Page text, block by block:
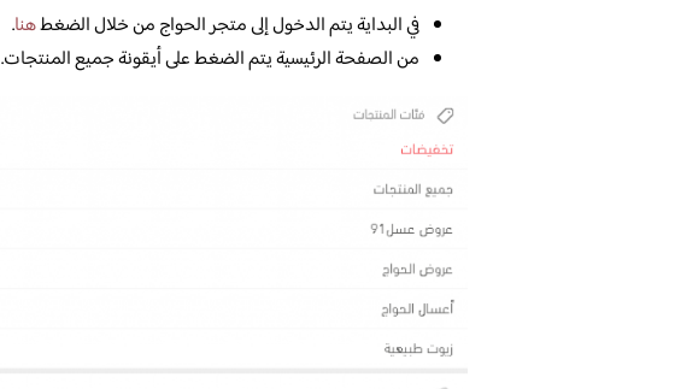
في البداية يتم الدخول إلى متجر الحواج من خلال الضغطهنا.
من الصفحة الرئيسية يتم الضغط على أيقونة جميع المنتجات.